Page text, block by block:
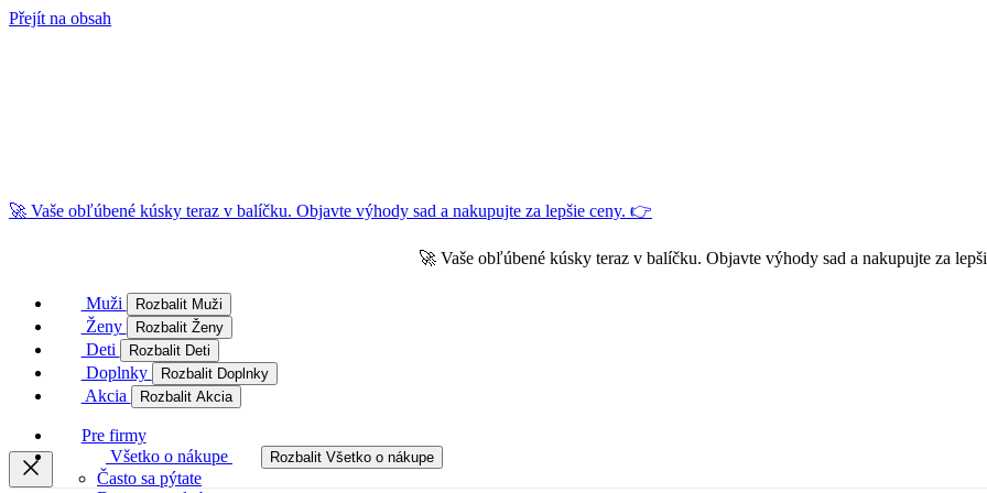
Přejít na obsah
🚀 Vaše obľúbené kúsky teraz v balíčku. Objavte výhody sad a nakupujte za lepšie ceny. 👉
🚀 Vaše obľúbené kúsky teraz v balíčku. Objavte výhody sad a nakupujte za
Muži Rozbalit Muži
Ženy Rozbalit Ženy
Deti Rozbalit Deti
Doplnky Rozbalit Doplnky
Akcia Rozbalit Akcia
Pre firmy
Všetko o nákupe
Rozbalit Všetko o nákupe
Často sa pýtate